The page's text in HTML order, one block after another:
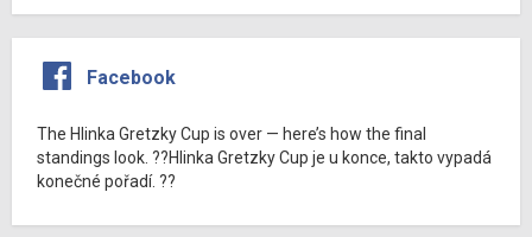
Facebook
The Hlinka Gretzky Cup is over — here’s how the final
standings look. ??Hlinka Gretzky Cup je u konce, takto vypadá
konečné pořadí. ??